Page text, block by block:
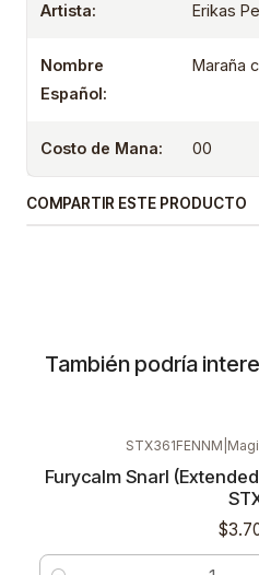
Artista: Erikas
Nombre
Español:
Maraña
Costo de Mana: 00
COMPARTIR ESTE PRODUCTO
También podría
STX361FENNM
Furycalm Snarl